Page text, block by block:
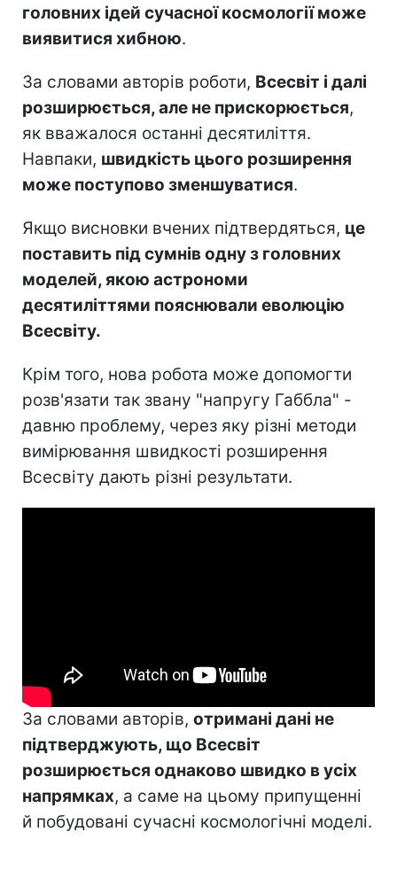
головних ідей сучасної космології може
виявитися хибною.
За словами авторів роботи, Всесвіт і далі
розширюється, але не прискорюється,
як вважалося останні десятиліття.
Навпаки, швидкість цього розширення
може поступово зменшуватися.
Якщо висновки вчених підтвердяться, це
поставить під сумнів одну з головних
моделей, якою астрономи
десятиліттями пояснювали еволюцію
Всесвіту.
Крім того, нова робота може допомогти
розв'язати так звану "напругу Габбла" -
давню проблему, через яку різні методи
вимірювання швидкості розширення
Всесвіту дають різні результати.
За словами авторів, отримані дані не
підтверджують, що Всесвіт
розширюється однаково швидко в усіх
напрямках, а саме на цьому припущенні
й побудовані сучасні космологічні моделі.